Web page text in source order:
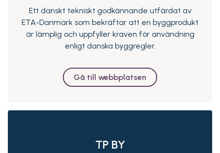
Ett danskt tekniskt godkännande utfärdat av
ETA-Danmark som bekräftar att en byggprodukt
är lämplig och uppfyller kraven för användning
enligt danska byggregler.
Gå till webbplatsen
TP BY